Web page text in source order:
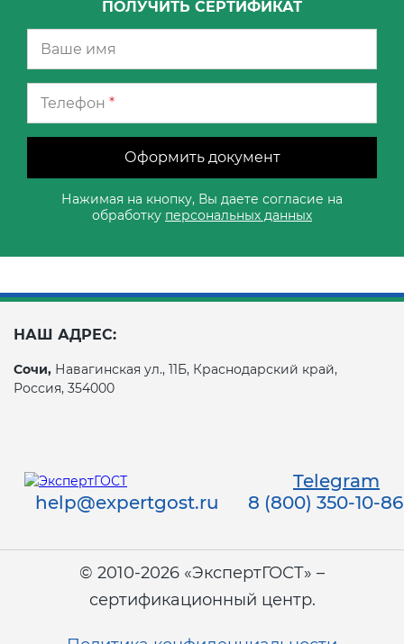
ПОЛУЧИТЬ СЕРТИФИКАТ
Телефон *
Оформить документ
Нажимая на кнопку, Вы даете согласие на
обработку персональных данных
НАШ АДРЕС:
Сочи, Навагинская ул., 11Б, Краснодарский край,
Россия, 354000
Telegram
help@expertgost.ru
8 (800) 350-10-86
© 2010-2026 «ЭкспертГОСТ» –
сертификационный центр.